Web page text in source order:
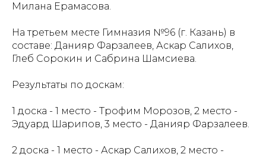
Милана Ерамасова.
На третьем месте Гимназия №96 (г. Казань) в
составе: Данияр Фарзалеев, Аскар Салихов,
Глеб Сорокин и Сабрина Шамсиева.
Результаты по доскам:
1 доска - 1 место - Трофим Морозов, 2 место -
Эдуард Шарипов, 3 место - Данияр Фарзалеев.
2 доска - 1 место - Аскар Салихов, 2 место -